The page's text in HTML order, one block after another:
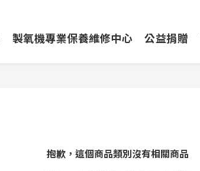
製氧機專業保養維修中心 公益捐贈
抱歉，這個商品類別沒有相關商品